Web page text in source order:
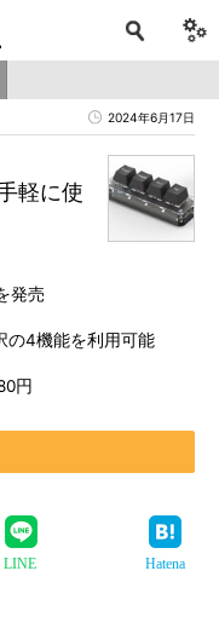
2024年6月17日
軽に使
発売
の4機能を利用可能
円
LINE Hatena